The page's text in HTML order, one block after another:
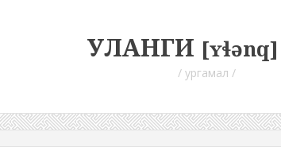
УЛАНГИ [ʏɬənq]
/ ургамал /